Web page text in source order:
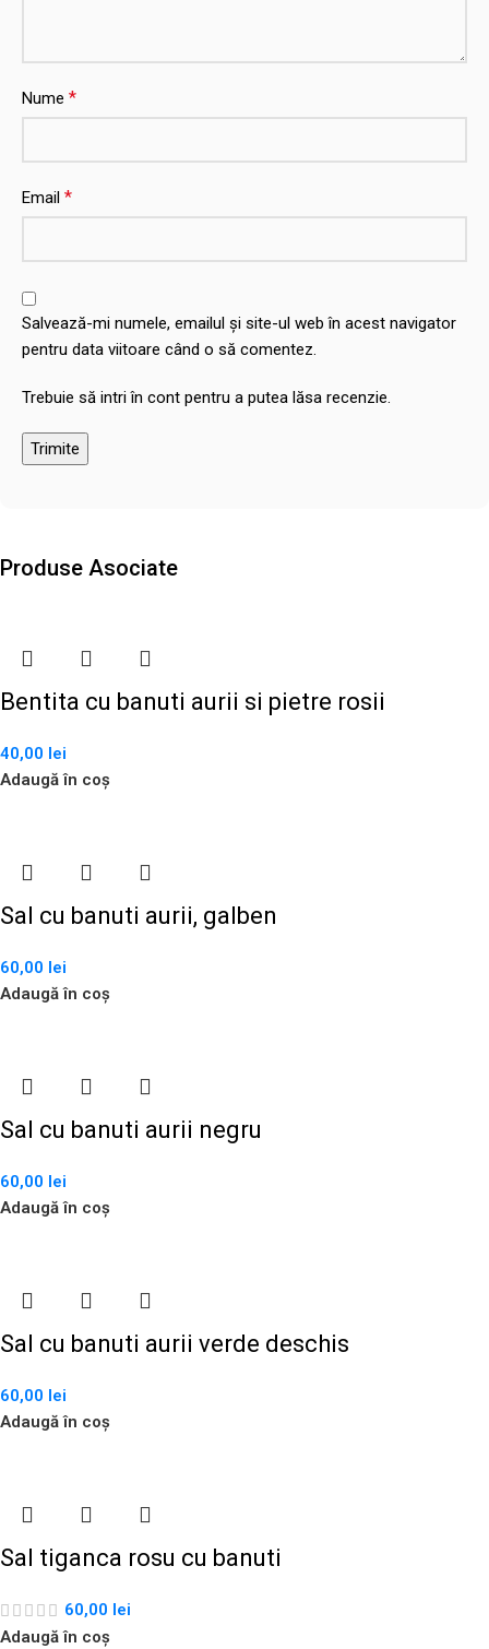
Nume *
Email *
Salvează-mi numele, emailul și site-ul web în acest navigator
pentru data viitoare când o să comentez.
Trebuie să intri în cont pentru a putea lăsa recenzie.
Produse Asociate
Bentita cu banuti aurii si pietre rosii
40,00 lei
Adaugă în coș
Sal cu banuti aurii, galben
60,00 lei
Adaugă în coș
Sal cu banuti aurii negru
60,00 lei
Adaugă în coș
Sal cu banuti aurii verde deschis
60,00 lei
Adaugă în coș
Sal tiganca rosu cu banuti
60,00 lei
Adaugă în coș